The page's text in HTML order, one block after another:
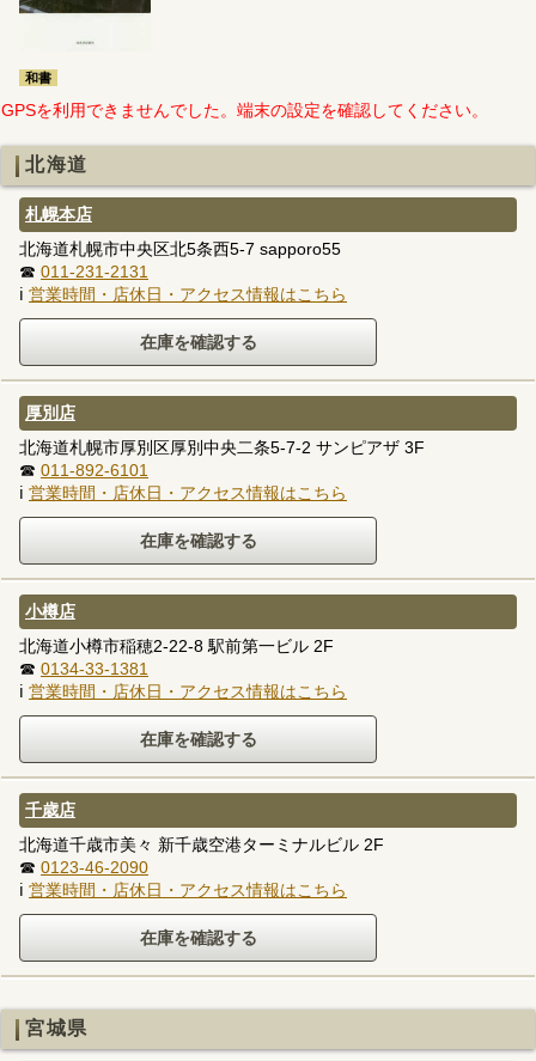
和書
GPSを利用できませんでした。端末の設定を確認してください。
北海道
札幌本店
北海道札幌市中央区北5条西5-7 sapporo55
☎ 011-231-2131
ℹ 営業時間・店休日・アクセス情報はこちら
厚別店
北海道札幌市厚別区厚別中央二条5-7-2 サンピアザ 3F
☎ 011-892-6101
ℹ 営業時間・店休日・アクセス情報はこちら
小樽店
北海道小樽市稲穂2-22-8 駅前第一ビル 2F
☎ 0134-33-1381
ℹ 営業時間・店休日・アクセス情報はこちら
千歳店
北海道千歳市美々 新千歳空港ターミナルビル 2F
☎ 0123-46-2090
ℹ 営業時間・店休日・アクセス情報はこちら
宮城県